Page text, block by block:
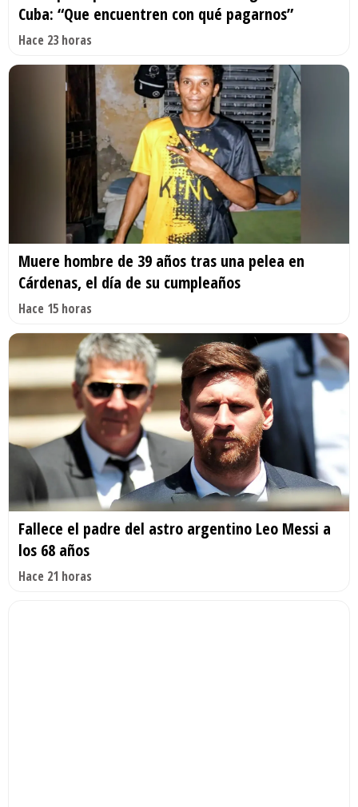
Cuba: “Que encuentren con qué pagarnos”
Hace 23 horas
Muere hombre de 39 años tras una pelea en
Cárdenas, el día de su cumpleaños
Hace 15 horas
Fallece el padre del astro argentino Leo Messi a
los 68 años
Hace 21 horas